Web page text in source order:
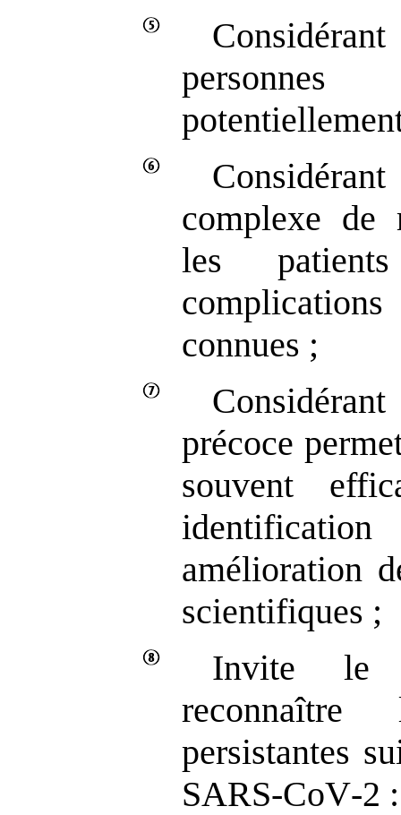
complexe de
les
connues ;
précoce
souvent
amélioration
scientifiques ;
Invite le
reconnaître
persistantes
SARS‑CoV‑2 :